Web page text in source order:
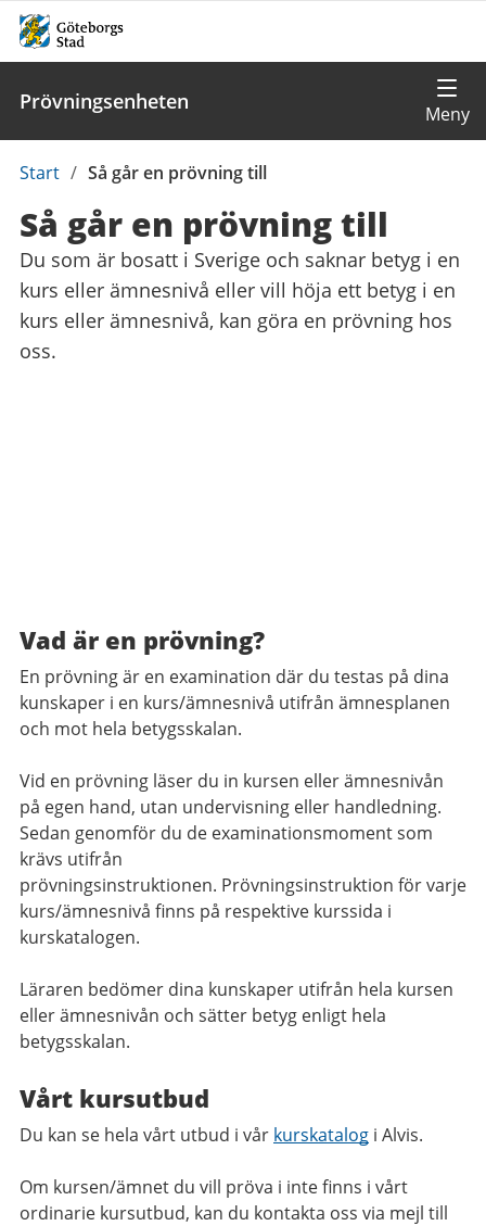
Prövningsenheten
Du
här:
Start / Så går en prövning till
Så går en prövning till
Du som är bosatt i Sverige och saknar betyg i en
kurs eller ämnesnivå eller vill höja ett betyg i en
kurs eller ämnesnivå, kan göra en prövning hos
oss.
Vad är en prövning?
En prövning är en examination där du testas på dina
kunskaper i en kurs/ämnesnivå utifrån ämnesplanen
och mot hela betygsskalan.
Vid en prövning läser du in kursen eller ämnesnivån
på egen hand, utan undervisning eller handledning.
Sedan genomför du de examinationsmoment som
krävs utifrån
prövningsinstruktionen. Prövningsinstruktion för varje
kurs/ämnesnivå finns på respektive kurssida i
kurskatalogen.
Läraren bedömer dina kunskaper utifrån hela kursen
eller ämnesnivån och sätter betyg enligt hela
betygsskalan.
Vårt kursutbud
Du kan se hela vårt utbud i vår kurskatalog i Alvis.
Om kursen/ämnet du vill pröva i inte finns i vårt
ordinarie kursutbud, kan du kontakta oss via mejl till